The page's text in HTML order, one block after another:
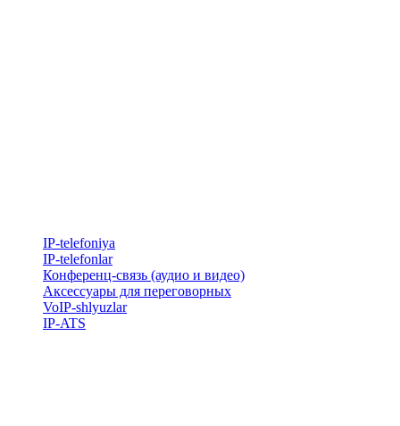
IP-telefoniya
​IP-telefonlar
Конференц-связь (аудио и видео)
Аксессуары для переговорных
VoIP-shlyuzlar
IP-ATS